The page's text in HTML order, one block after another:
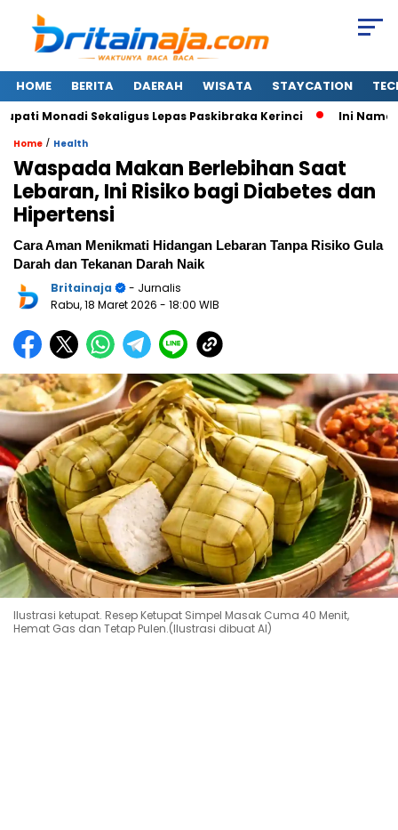
HOME BERITA DAERAH WISATA STAYCATION
Monadi Sekaligus Lepas Paskibraka Kerinci Ini Nama-
Home / Health
Waspada Makan Berlebihan Saat
Lebaran, Ini Risiko bagi Diabetes dan
Hipertensi
Cara Aman Menikmati Hidangan Lebaran Tanpa Risiko Gula
Darah dan Tekanan Darah Naik
Britainaja
- Jurnalis
Rabu, 18 Maret 2026 - 18:00 WIB
Ilustrasi ketupat. Resep Ketupat Simpel Masak Cuma 40 Menit,
Hemat Gas dan Tetap Pulen.(Ilustrasi dibuat AI)